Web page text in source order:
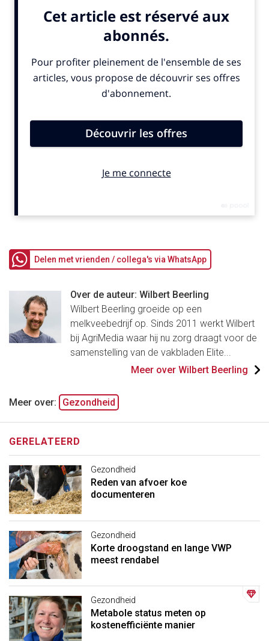
Delen met vrienden / collega's via WhatsApp
Over de auteur: Wilbert Beerling
Wilbert Beerling groeide op een
melkveebedrijf op. Sinds 2011 werkt Wilbert
bij AgriMedia waar hij nu zorg draagt voor de
samenstelling van de vakbladen Elite...
Meer over Wilbert Beerling
Meer over: Gezondheid
GERELATEERD
Gezondheid
Reden van afvoer koe
documenteren
Gezondheid
Korte droogstand en lange VWP
meest rendabel
Gezondheid
Metabole status meten op
kostenefficiënte manier